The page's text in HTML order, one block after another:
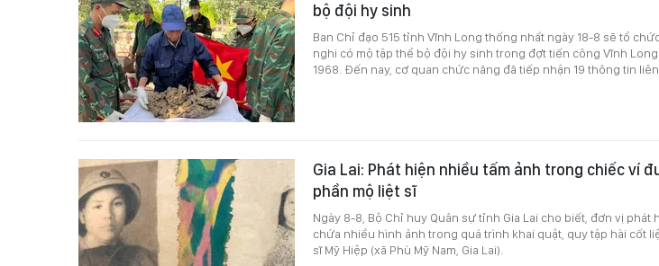
bộ đội hy sinh
Ban Chỉ đạo 515 tỉnh Vĩnh Long thống nhất ngày 18-8 sẽ tổ
nghi có mộ tập thể bộ đội hy sinh trong đợt tiến công Vĩnh Long
1968. Đến nay, cơ quan chức năng đã tiếp nhận 19 thông tin
Gia Lai: Phát hiện nhiều tấm ảnh trong chiếc ví
phần mộ liệt sĩ
Ngày 8-8, Bộ Chỉ huy Quân sự tỉnh Gia Lai cho biết, đơn vị phát
chứa nhiều hình ảnh trong quá trình khai quật, quy tập hài cốt
sĩ Mỹ Hiệp (xã Phù Mỹ Nam, Gia Lai).